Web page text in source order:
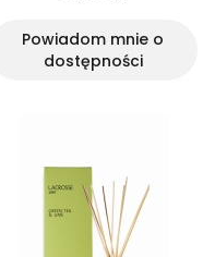
Powiadom mnie o
dostępności